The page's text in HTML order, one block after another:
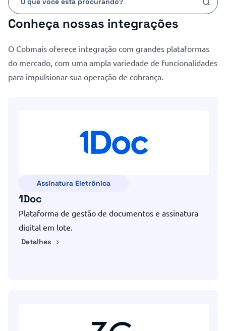
Conheça nossas integrações
O Cobmais oferece integração com grandes plataformas
do mercado, com uma ampla variedade de funcionalidades
para impulsionar sua operação de cobrança.
Assinatura Eletrônica
1Doc
Plataforma de gestão de documentos e assinatura
digital em lote.
Detalhes